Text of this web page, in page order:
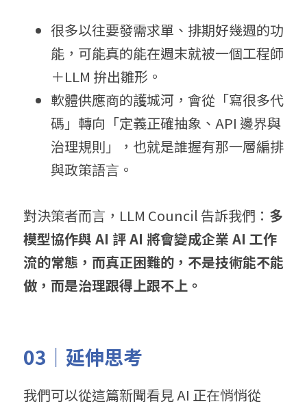
很多以往要發需求單、排期好幾週的功
能，可能真的能在週末就被一個工程師
＋LLM 拚出雛形。
軟體供應商的護城河，會從「寫很多代
碼」轉向「定義正確抽象、API 邊界與
治理規則」，也就是誰握有那一層編排
與政策語言。
對決策者而言，LLM Council 告訴我們： 多
模型協作與 AI 評 AI 將會變成企業 AI 工作
流的常態，而真正困難的，不是技術能不能
做，而是治理跟得上跟不上。
03｜延伸思考
我們可以從這篇新聞看見 AI 正在悄悄從